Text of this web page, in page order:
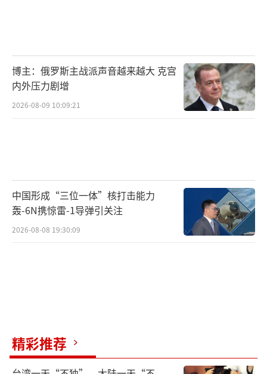
博主：俄罗斯主战派声音越来越大 克宫
内外压力剧增
2026-08-09 10:09:21
中国形成“三位一体”核打击能力
轰-6N携惊雷-1导弹引关注
2026-08-08 19:30:09
精彩推荐